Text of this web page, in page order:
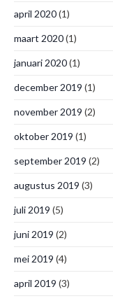
april 2020(1)
maart 2020(1)
januari 2020(1)
december 2019 (1)
november 2019 (2)
oktober 2019 (1)
september 2019 (2)
augustus 2019 (3)
juli 2019 (5)
juni 2019 (2)
mei 2019 (4)
april 2019 (3)